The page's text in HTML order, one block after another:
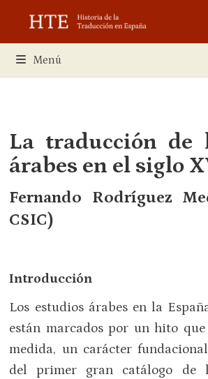
contenido
Menú
La traducción de
árabes en el siglo
Fernando Rodríguez
CSIC)
Introducción
Los estudios árabes en la
están marcados por un hito
medida, un carácter
del primer gran catálogo de